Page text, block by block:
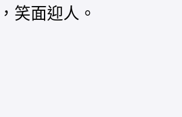
笑面迎人。